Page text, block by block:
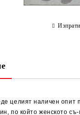
целият наличен опит
по който женското